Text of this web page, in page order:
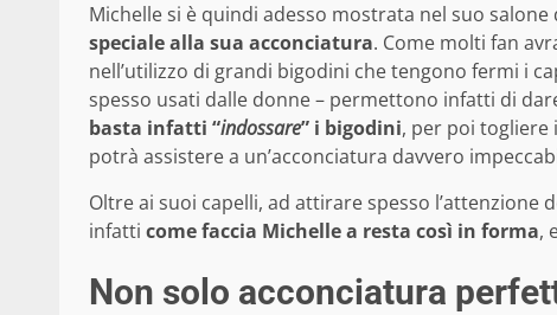
Michelle si è quindi adesso mostrata nel suo
speciale alla sua acconciatura. Come molti fan
nell’utilizzo di grandi bigodini che tengono fermi i
spesso usati dalle donne – permettono infatti di
basta infatti “indossare” i bigodini, per poi togliere
potrà assistere a un’acconciatura davvero
Oltre ai suoi capelli, ad attirare spesso
infatti come faccia Michelle a resta così in forma,
Non solo acconciatura